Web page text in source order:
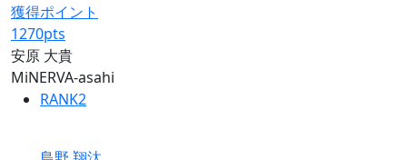
獲得ポイント
1270pts
安原 大貴
MiNERVA-asahi
RANK2